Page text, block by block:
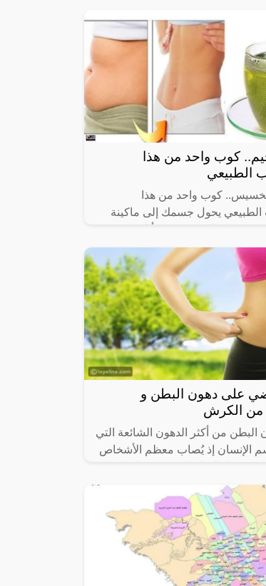
كوب واحد من هذا
الطبيعي
كوب واحد من هذا
الطبيعي يحول جسمك إلى ماكينة
تخسرين 7 كيلو جرامات من وزنك خلال 7 أيام،
على دهون البطن و
من الكرش
البطن من أكثر الدهون الشائعة التي
الإنسان إذ يُصاب معظم الأشخاص
المتراكمة حيث قد تقل